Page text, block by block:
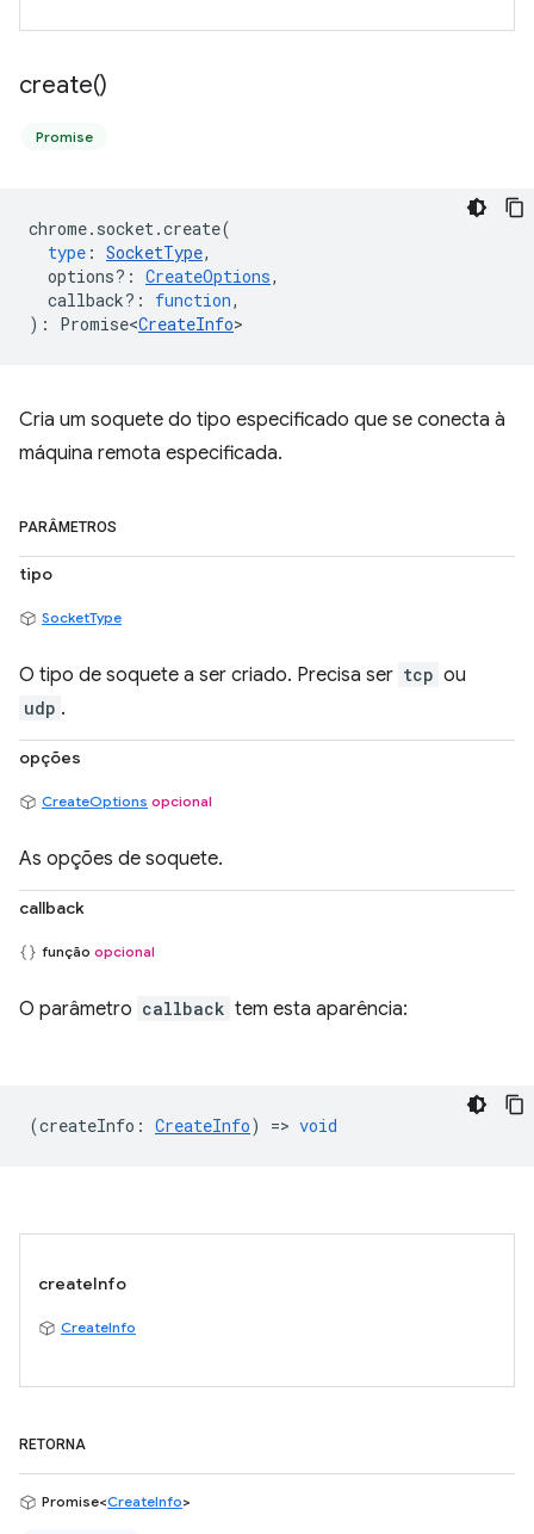
create()
Promise
chrome. socket.create(
type : SocketType,
options? : CreateOptions,
callback? : function,
) : Promise<CreateInfo>
Cria um soquete do tipo especificado que se conecta à
máquina remota especificada.
PARÂMETROS
tipo
SocketType
O tipo de soquete a ser criado. Precisa ser tcp ou
udp .
opções
CreateOptions opcional
As opções de soquete.
callback
função opcional
O parâmetro callback tem esta aparência:
(createInfo : CreateInfo) => void
createInfo
CreateInfo
RETORNA
Promise<CreateInfo>